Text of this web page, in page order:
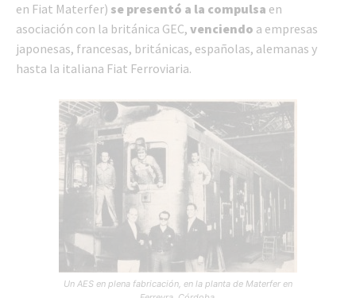
en Fiat Materfer) se presentó a la compulsa en
asociación con la británica GEC, venciendo a empresas
japonesas, francesas, británicas, españolas, alemanas y
hasta la italiana Fiat Ferroviaria.
Un AES en plena fabricación, en la planta de Materfer en